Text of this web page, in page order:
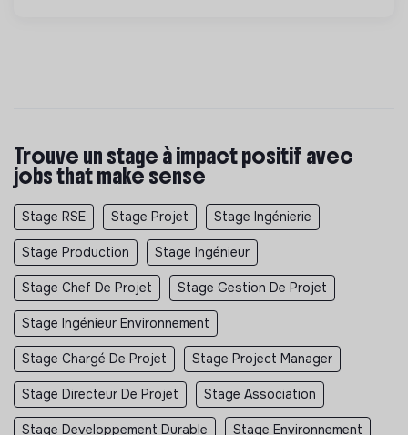
Trouve un stage à impact positif avec
jobs that make sense
Stage RSE Stage Projet Stage Ingénierie
Stage Production Stage Ingénieur
Stage Chef De Projet Stage Gestion De Projet
Stage Ingénieur Environnement
Stage Chargé De Projet Stage Project Manager
Stage Directeur De Projet Stage Association
Stage Developpement Durable Stage Environnement